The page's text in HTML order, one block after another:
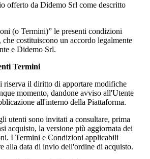
offerto da Didemo Srl come descritto
(o Termini)” le presenti condizioni
costituiscono un accordo legalmente
e Didemo Srl.
Termini
riserva il diritto di apportare modifiche
momento, dandone avviso all'Utente
all'interno della Piattaforma.
utenti sono invitati a consultare, prima
acquisto, la versione più aggiornata dei
I Termini e Condizioni applicabili
alla data di invio dell'ordine di acquisto.